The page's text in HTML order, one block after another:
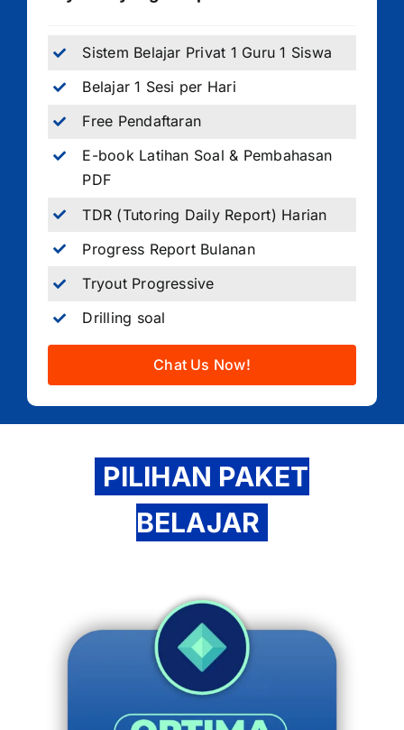
Sistem Belajar Privat 1 Guru 1 Siswa
Belajar 1 Sesi per Hari
Free Pendaftaran
E-book Latihan Soal & Pembahasan
PDF
TDR (Tutoring Daily Report) Harian
Progress Report Bulanan
Tryout Progressive
Drilling soal
Chat Us Now!
PILIHAN PAKET
BELAJAR